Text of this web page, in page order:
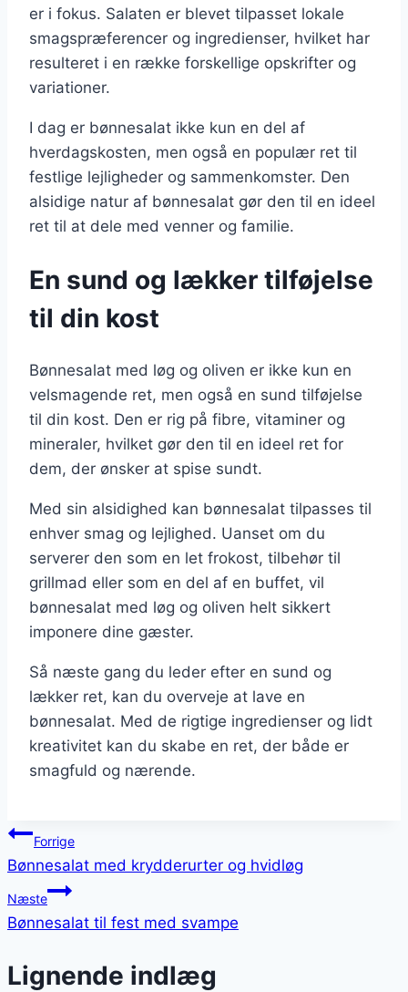
er i fokus. Salaten er blevet tilpasset lokale
smagspræferencer og ingredienser, hvilket har
resulteret i en række forskellige opskrifter og
variationer.
I dag er bønnesalat ikke kun en del af
hverdagskosten, men også en populær ret til
festlige lejligheder og sammenkomster. Den
alsidige natur af bønnesalat gør den til en ideel
ret til at dele med venner og familie.
En sund og lækker tilføjelse
til din kost
Bønnesalat med løg og oliven er ikke kun en
velsmagende ret, men også en sund tilføjelse
til din kost. Den er rig på fibre, vitaminer og
mineraler, hvilket gør den til en ideel ret for
dem, der ønsker at spise sundt.
Med sin alsidighed kan bønnesalat tilpasses til
enhver smag og lejlighed. Uanset om du
serverer den som en let frokost, tilbehør til
grillmad eller som en del af en buffet, vil
bønnesalat med løg og oliven helt sikkert
imponere dine gæster.
Så næste gang du leder efter en sund og
lækker ret, kan du overveje at lave en
bønnesalat. Med de rigtige ingredienser og lidt
kreativitet kan du skabe en ret, der både er
smagfuld og nærende.
Indlægsnavigation
Forrige
Bønnesalat med krydderurter og hvidløg
Næste
Bønnesalat til fest med svampe
Lignende indlæg